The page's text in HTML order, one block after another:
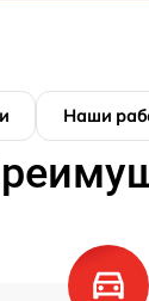
Наши